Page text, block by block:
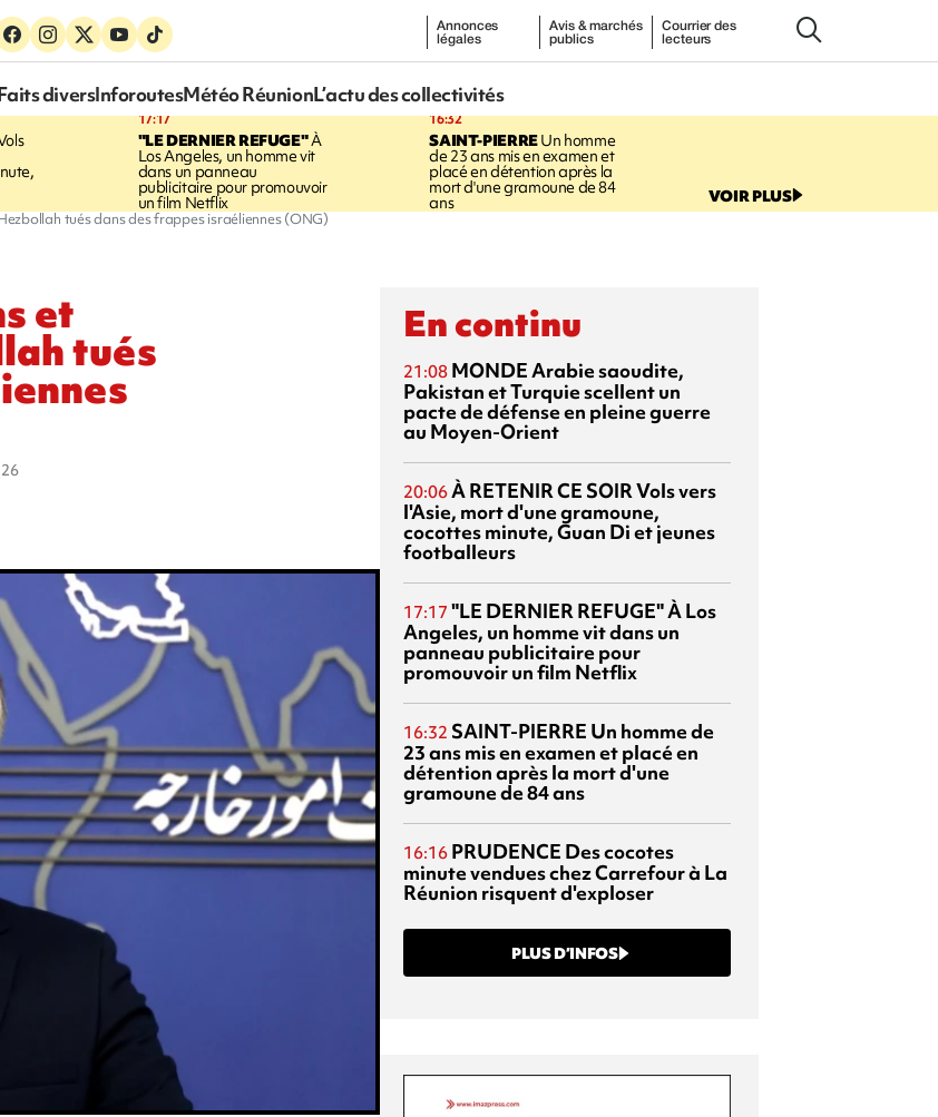
Annonces
légales
Avis & marchés
publics
Courrier des
lecteurs
diversInforoutesMétéo RéunionL’actu des collectivités
17:17
"LE DERNIER REFUGE"À
Los Angeles, un homme vit
dans un panneau
publicitaire pour promouvoir
un film Netflix
16:32
SAINT-PIERREUn homme
de 23 ans mis en examen et
placé en détention après la
mort d'une gramoune de 84
ans VOIR PLUS
tués dans des frappes israéliennes (ONG)
et
tués
En continu
21:08 MONDEArabie saoudite,
Pakistan et Turquie scellent un
pacte de défense en pleine guerre
au Moyen-Orient
20:06À RETENIR CE SOIRVols vers
l'Asie, mort d'une gramoune,
cocottes minute, Guan Di et jeunes
footballeurs
17:17 "LE DERNIER REFUGE"À Los
Angeles, un homme vit dans un
panneau publicitaire pour
promouvoir un film Netflix
16:32 SAINT-PIERRE Un homme de
23 ans mis en examen et placé en
détention après la mort d'une
gramoune de 84 ans
16:16 PRUDENCE Des cocotes
minute vendues chez Carrefour à La
Réunion risquent d'exploser
PLUS D’INFOS